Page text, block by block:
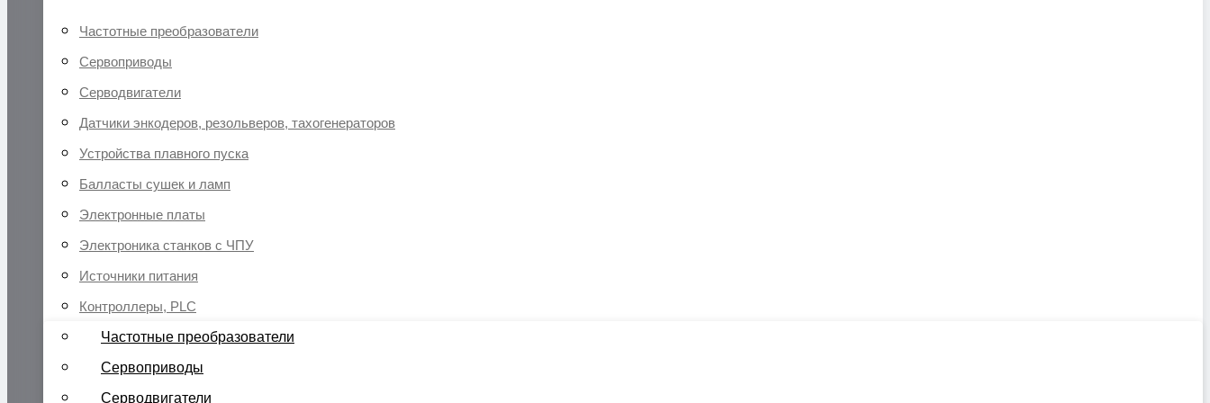
Частотные преобразователи
Сервоприводы
Серводвигатели
Датчики энкодеров, резольверов, тахогенераторов
Устройства плавного пуска
Балласты сушек и ламп
Электронные платы
Электроника станков с ЧПУ
Источники питания
Контроллеры, PLC
Частотные преобразователи
Сервоприводы
Серводвигатели